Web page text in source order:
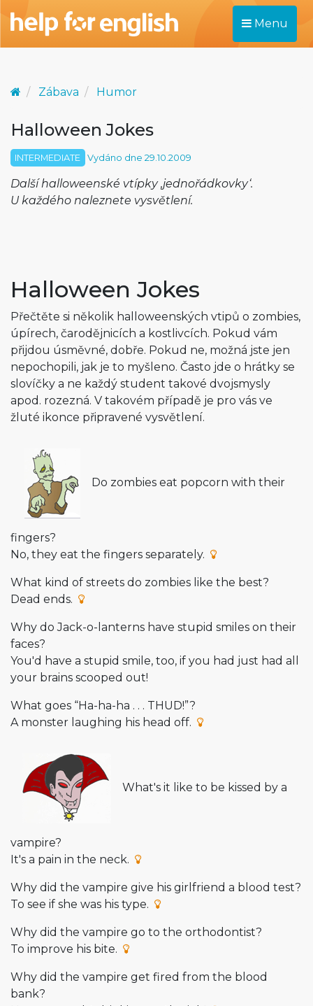
Menu
Zábava Humor
Halloween Jokes
INTERMEDIATE Vydáno dne 29.10.2009
Další halloweenské vtípky ‚jednořádkovky‘.
U každého naleznete vysvětlení.
Halloween Jokes
Přečtěte si několik halloweenských vtipů o zombies,
úpírech, čarodějnicích a kostlivcích. Pokud vám
přijdou úsměvné, dobře. Pokud ne, možná jste jen
nepochopili, jak je to myšleno. Často jde o hrátky se
slovíčky a ne každý student takové dvojsmysly
apod. rozezná. V takovém případě je pro vás ve
žluté ikonce připravené vysvětlení.
Do zombies eat popcorn with their
fingers?
No, they eat the fingers separately.
What kind of streets do zombies like the best?
Dead ends.
Why do Jack-o-lanterns have stupid smiles on their
faces?
You'd have a stupid smile, too, if you had just had all
your brains scooped out!
What goes “Ha-ha-ha . . . THUD!”?
A monster laughing his head off.
What's it like to be kissed by a
vampire?
It's a pain in the neck.
Why did the vampire give his girlfriend a blood test?
To see if she was his type.
Why did the vampire go to the orthodontist?
To improve his bite.
Why did the vampire get fired from the blood
bank?